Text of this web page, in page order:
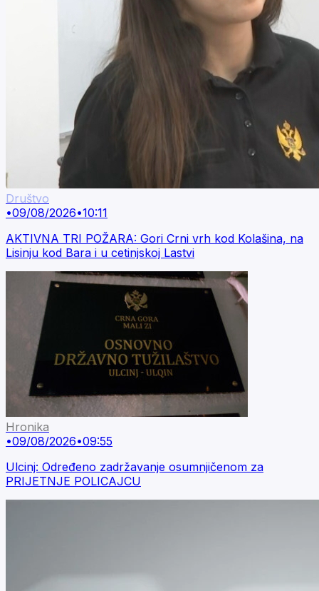
Društvo
•09/08/2026•10:11
AKTIVNA TRI POŽARA: Gori Crni vrh kod Kolašina, na
Lisinju kod Bara i u cetinjskoj Lastvi
Hronika
•09/08/2026•09:55
Ulcinj: Određeno zadržavanje osumnjičenom za
PRIJETNJE POLICAJCU